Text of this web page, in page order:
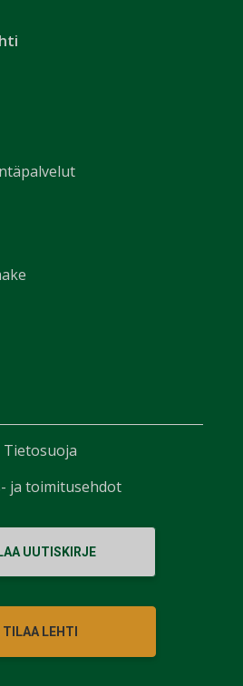
UUTISKIRJE
TILAA LEHTI
Tietosuoja
ja toimitusehdot